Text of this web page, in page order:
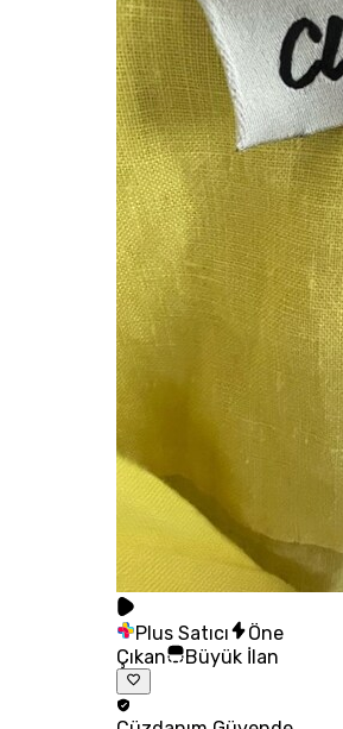
Plus Satıcı
Öne
Çıkan
Büyük İlan